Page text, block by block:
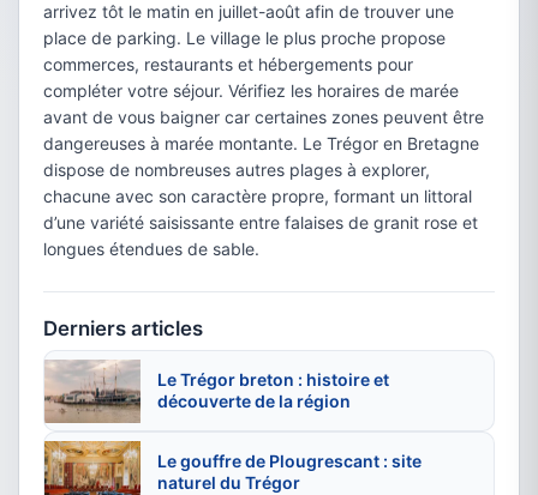
arrivez tôt le matin en juillet-août afin de trouver une
place de parking. Le village le plus proche propose
commerces, restaurants et hébergements pour
compléter votre séjour. Vérifiez les horaires de marée
avant de vous baigner car certaines zones peuvent être
dangereuses à marée montante. Le Trégor en Bretagne
dispose de nombreuses autres plages à explorer,
chacune avec son caractère propre, formant un littoral
d’une variété saisissante entre falaises de granit rose et
longues étendues de sable.
Derniers articles
Le Trégor breton : histoire et
découverte de la région
Le gouffre de Plougrescant : site
naturel du Trégor